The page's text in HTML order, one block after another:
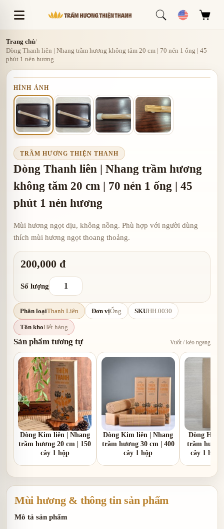
Trang chủ/
Dòng Thanh liên | Nhang trầm hương không tăm 20 cm | 70 nén 1 ống | 45
phút 1 nén hương
HÌNH ẢNH
TRẦM HƯƠNG THIỆN THANH
Dòng Thanh liên | Nhang trầm hương
không tăm 20 cm | 70 nén 1 ống | 45
phút 1 nén hương
Mùi hương ngọt dịu, không nồng. Phù hợp với người dùng
thích mùi hương ngọt thoang thoảng.
200,000 đ
Số lượng
Phân loạiThanh Liên Đơn vịỐng SKUHH.0030
Tồn khoHết hàng
Sản phẩm tương tự Vuốt / kéo ngang
Dòng Kim liên | Nhang
trầm hương 20 cm | 150
cây 1 hộp
Dòng Kim liên | Nhang
trầm hương 30 cm | 400
cây 1 hộp
Dòng Hạ
trầm hương
cây 1 hộp
Mùi hương & thông tin sản phẩm
Mô tả sản phẩm